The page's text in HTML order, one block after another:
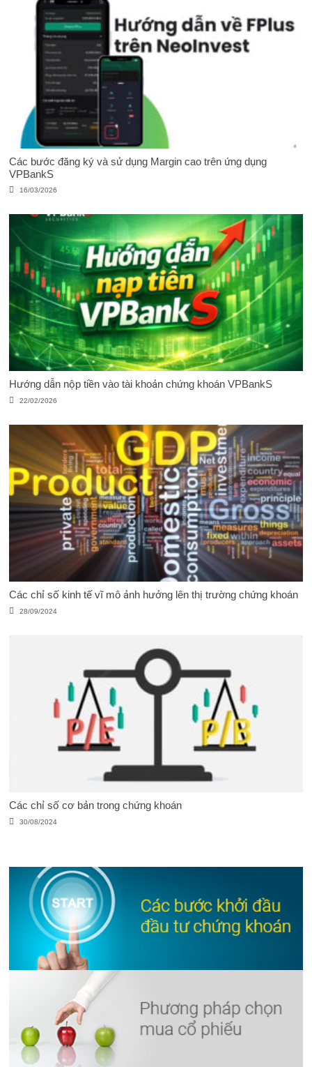
Các bước đăng ký và sử dụng Margin cao trên ứng dụng
VPBankS
16/03/2026
Hướng dẫn nộp tiền vào tài khoản chứng khoán VPBankS
22/02/2026
Các chỉ số kinh tế vĩ mô ảnh hưởng lên thị trường chứng khoán
28/09/2024
Các chỉ số cơ bản trong chứng khoán
30/08/2024